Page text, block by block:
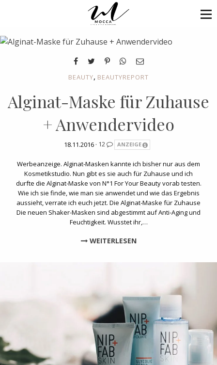
BEAUTY, BEAUTYREPORT
Alginat-Maske für Zuhause
+ Anwendervideo
18.11.2016 · 12 ANZEIGE
Werbeanzeige. Alginat-Masken kannte ich bisher nur aus dem
Kosmetikstudio. Nun gibt es sie auch für Zuhause und ich
durfte die Alginat-Maske von N°1 For Your Beauty vorab testen.
Wie ich sie finde, wie man sie anwendet und wie das Ergebnis
aussieht, verrate ich euch jetzt. Die Alginat-Maske für Zuhause
Die neuen Shaker-Masken sind abgestimmt auf Anti-Aging und
Feuchtigkeit. Wusstet ihr,…
WEITERLESEN